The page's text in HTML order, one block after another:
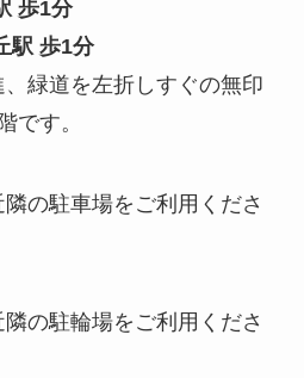
歩1分
駅 歩1分
緑道を左折しすぐの無印
です。
の駐車場をご利用くださ
の駐輪場をご利用くださ